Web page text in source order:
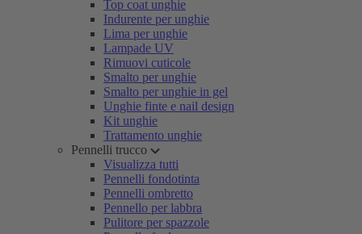
Top coat unghie
Indurente per unghie
Lima per unghie
Lampade UV
Rimuovi cuticole
Smalto per unghie
Smalto per unghie in gel
Unghie finte e nail design
Kit unghie
Trattamento unghie
Pennelli trucco
Visualizza tutti
Pennelli fondotinta
Pennelli ombretto
Pennello per labbra
Pulitore per spazzole